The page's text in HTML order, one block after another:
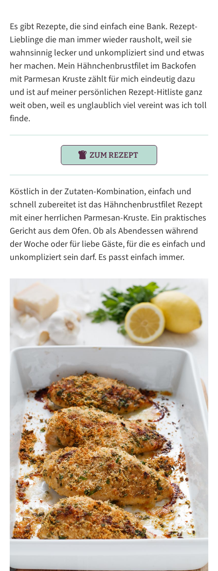
Es gibt Rezepte, die sind einfach eine Bank. Rezept-
Lieblinge die man immer wieder rausholt, weil sie
wahnsinnig lecker und unkompliziert sind und etwas
her machen. Mein Hähnchenbrustfilet im Backofen
mit Parmesan Kruste zählt für mich eindeutig dazu
und ist auf meiner persönlichen Rezept-Hitliste ganz
weit oben, weil es unglaublich viel vereint was ich toll
finde.
ZUM REZEPT
Köstlich in der Zutaten-Kombination, einfach und
schnell zubereitet ist das Hähnchenbrustfilet Rezept
mit einer herrlichen Parmesan-Kruste. Ein praktisches
Gericht aus dem Ofen. Ob als Abendessen während
der Woche oder für liebe Gäste, für die es einfach und
unkompliziert sein darf. Es passt einfach immer.